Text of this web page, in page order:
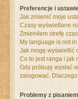
Preferencje i
Jak zmienić moje
Czasy wyświetlane
Zmieniłem strefę
My language is not
Jak mogę wyświetlić
Co to jest ranga i jak
Gdy próbuję wysłać
zalogować.
Problemy z pisaniem